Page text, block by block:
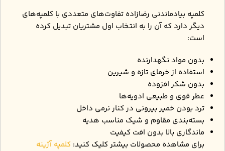
کلمپه بیادماندنی رضازاده تفاوت‌های متعددی با کلمپه‌های
دیگر دارد که آن را به انتخاب اول مشتریان تبدیل کرده
است:
بدون مواد نگهدارنده
استفاده از خرمای تازه و شیرین
بدون شکر افزوده
عطر قوی و طبیعی ادویه‌ها
ترد بودن خمیر بیرونی در کنار نرمی داخل
بسته‌بندی مقاوم و شیک مناسب هدیه
ماندگاری بالا بدون افت کیفیت
برای مشاهده محصولات بیشتر کلیک کنید: کلمپه آژینه